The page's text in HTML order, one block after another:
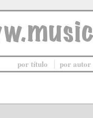
por título por autor